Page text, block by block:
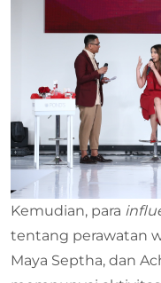
Kemudian, para
tentang perawatan
Maya Septha, dan